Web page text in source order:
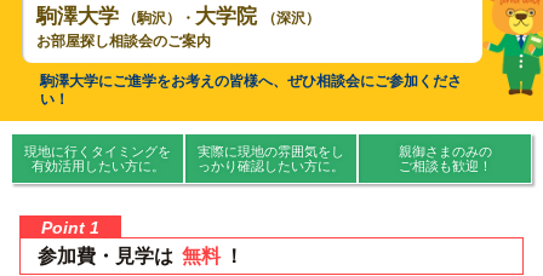
駒澤大学 （駒沢）・ 大学院
（深沢）
お部屋探し相談会のご案内
駒澤大学にご進学をお考えの皆様へ、ぜひ相談会にご参加くださ
い！
現地に行くタイミングを
有効活用したい方に。
実際に現地の雰囲気を し
っかり確認したい方に。
親御さまのみの
ご相談も歓迎！
Point 1
参加費・見学は 無料 ！